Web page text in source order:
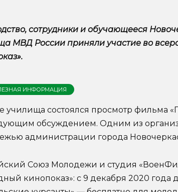
сотрудники и обучающееся
МВД России приняли участие во
ИНФОРМАЦИЯ
училища состоялся просмотр фильма
обсуждением. Одним из
администрации города
Союз Молодежи и студия
кинопоказ»: с 9 декабря 2020 года